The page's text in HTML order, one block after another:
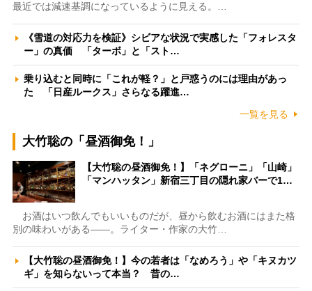
最近では減速基調になっているように見える。…
《雪道の対応力を検証》シビアな状況で実感した「フォレスタ
ー」の真価 「ターボ」と「スト…
乗り込むと同時に「これが軽？」と戸惑うのには理由があっ
た 「日産ルークス」さらなる躍進…
一覧を見る
大竹聡の「昼酒御免！」
【大竹聡の昼酒御免！】「ネグローニ」「山崎」
「マンハッタン」新宿三丁目の隠れ家バーで1…
お酒はいつ飲んでもいいものだが、昼から飲むお酒にはまた格
別の味わいがある――。ライター・作家の大竹…
【大竹聡の昼酒御免！】今の若者は「なめろう」や「キヌカツ
ギ」を知らないって本当？ 昔の…